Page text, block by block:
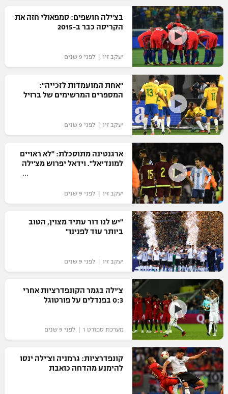
רשיון להקרנה פומבית לבית עסק
הצטרפות לחבילת הערוצים
לוח דרושים – ג'ובנט
תגיות
המגזין
בצ'ילה חושפים: סמפאולי חזה את
הקריסה כבר ב-2015
יעקב זיו | לפני 9 שנים
"אחת המועמדות לזכייה":
המספרים המרשימים של ברזיל
יעקב זיו | לפני 9 שנים
ארגנטינה מתוסכלת: "לא ראויים
למונדיאל". וידאל יפרוש מצ'ילה
יעקב זיו | לפני 9 שנים
"יש לנו דור עתיד מצוין, הטוב
ביותר עוד לפנינו"
יעקב זיו | לפני 9 שנים
צ'ילה בגמר הקונפדרציות אחרי
0:3 בפנדלים על פורטוגל
מערכת ספורט 1 | לפני 9 שנים
קונפדרציות: גרמניה וצ'ילה ינסו
להימנע מהדחה כואבת